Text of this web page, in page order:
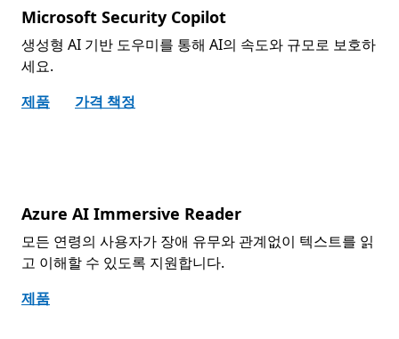
Microsoft Security Copilot
생성형 AI 기반 도우미를 통해 AI의 속도와 규모로 보호하
세요.
제품
가격 책정
Azure AI Immersive Reader
모든 연령의 사용자가 장애 유무와 관계없이 텍스트를 읽
고 이해할 수 있도록 지원합니다.
제품